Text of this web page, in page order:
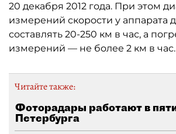
20 декабря 2012 года. При этом
измерений скорости у аппарата
составлять 20-250 км в час, а
измерений — не более 2 км в час.
Читайте также:
Фоторадары работают в
Петербурга